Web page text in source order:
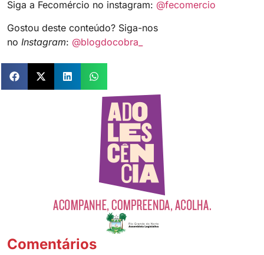
Siga a Fecomércio no instagram: @fecomercio
Gostou deste conteúdo? Siga-nos
no Instagram: @blogdocobra_
Comentários